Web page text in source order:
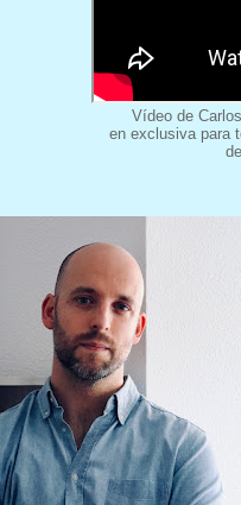
Vídeo de
en exclusiva para